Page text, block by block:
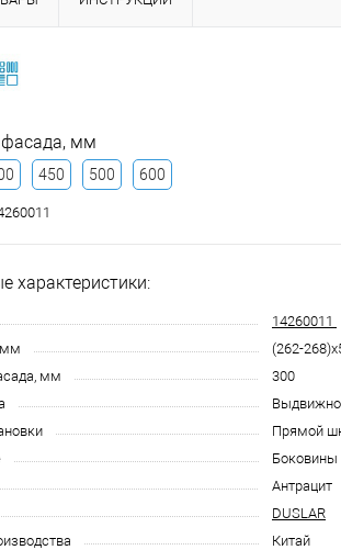
мм
450 500 600
характеристики:
14260011
мм
(262-
мм
300
Прямой
Боковины
Антрацит
DUSLAR
Китай